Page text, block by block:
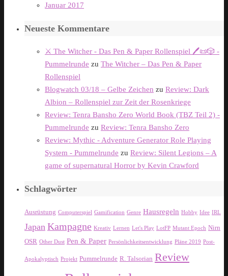
Januar 2017
Neueste Kommentare
⚔️ The Witcher - Das Pen & Paper Rollenspiel 🖊️📜🎲 -
Pummelrunde zu The Witcher – Das Pen & Paper
Rollenspiel
Blogwatch 03/18 – Gelbe Zeichen zu Review: Dark
Albion – Rollenspiel zur Zeit der Rosenkriege
Review: Tenra Bansho Zero World Book (TBZ Teil 2) -
Pummelrunde zu Review: Tenra Bansho Zero
Review: Mythic - Adventure Generator Role Playing
System - Pummelrunde zu Review: Silent Legions – A
game of supernatural Horror by Kevin Crawford
Schlagwörter
Ausrüstung Computerspiel Gamification Genre Hausregeln Hobby Idee IRL
Japan Kampagne Kreativ Lernen Let's Play LotFP Mutant Epoch Nirn
OSR Other Dust Pen & Paper Persönlichkeitsentwicklung Pläne 2019 Post-
Apokalyptisch Projekt Pummelrunde R. Talsorian Review